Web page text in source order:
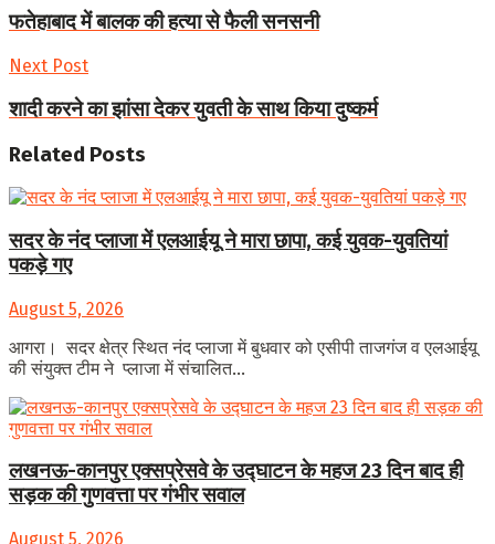
फतेहाबाद में बालक की हत्या से फैली सनसनी
Next Post
शादी करने का झांसा देकर युवती के साथ किया दुष्कर्म
Related Posts
सदर के नंद प्लाजा में एलआईयू ने मारा छापा, कई युवक-युवतियां
पकड़े गए
August 5, 2026
आगरा। सदर क्षेत्र स्थित नंद प्लाजा में बुधवार को एसीपी ताजगंज व एलआईयू
की संयुक्त टीम ने प्लाजा में संचालित...
लखनऊ-कानपुर एक्सप्रेसवे के उद्घाटन के महज 23 दिन बाद ही
सड़क की गुणवत्ता पर गंभीर सवाल
August 5, 2026